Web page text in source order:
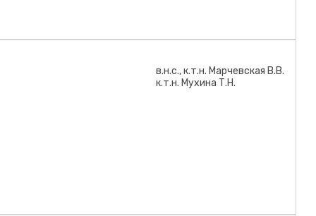
в.н.с., к.т.н. Марчевская В.В.
к.т.н. Мухина Т.Н.